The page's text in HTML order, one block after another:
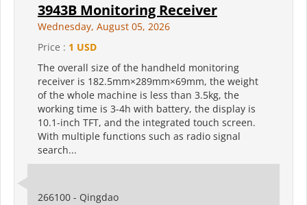
3943B Monitoring Receiver
Wednesday, August 05, 2026
Price : 1 USD
The overall size of the handheld monitoring
receiver is 182.5mm×289mm×69mm, the weight
of the whole machine is less than 3.5kg, the
working time is 3-4h with battery, the display is
10.1-inch TFT, and the integrated touch screen.
With multiple functions such as radio signal
search...
266100 - Qingdao